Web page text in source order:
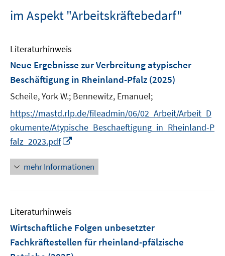
im Aspekt "Arbeitskräftebedarf"
Literaturhinweis
Neue Ergebnisse zur Verbreitung atypischer
Beschäftigung in Rheinland-Pfalz (2025)
Scheile, York W.; Bennewitz, Emanuel;
https://mastd.rlp.de/fileadmin/06/02_Arbeit/Arbeit_D
okumente/Atypische_Beschaeftigung_in_Rheinland-P
falz_2023.pdf
n
e
u
F
n
mehr Informationen
Literaturhinweis
Wirtschaftliche Folgen unbesetzter
Fachkräftestellen für rheinland-pfälzische